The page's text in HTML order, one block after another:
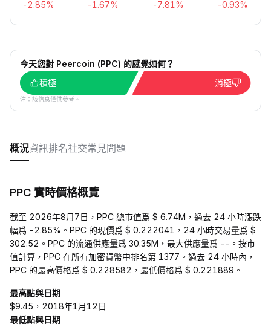
-2.85% -1.67% -7.81% -0.93%
今天您對 Peercoin (PPC) 的感覺如何？
積極
消極
注：該信息僅供參考。
概況資訊排名社交常見問題
PPC 實時價格概覽
截至 2026年8月7日，PPC 總市值爲 $ 6.74M，過去 24 小時漲跌
幅爲 -2.85%。PPC 的現價爲 $ 0.222041，24 小時交易量爲 $
302.52。PPC 的流通供應量爲 30.35M，最大供應量爲 --。按市
值計算，PPC 在所有加密貨幣中排名第 1377。過去 24 小時內，
PPC 的最高價格爲 $ 0.228582，最低價格爲 $ 0.221889。
最高點與日期
$9.45，2018年1月12日
最低點與日期